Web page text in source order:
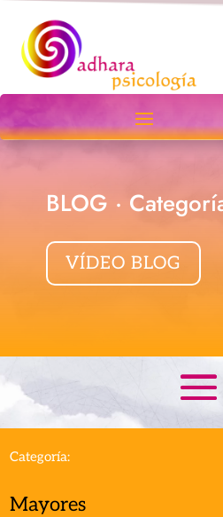
BLOG ·
VÍDEO BLOG
Categoría:
Mayores